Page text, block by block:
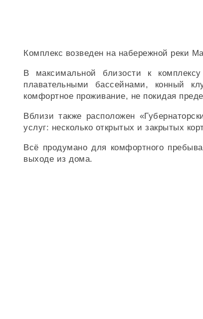
Комплекс возведен на набережной реки
В максимальной близости к
плавательными бассейнами, конный
комфортное проживание, не покидая
Вблизи также расположен
услуг: несколько открытых и закрытых
Всё продумано для комфортного
выходе из дома.